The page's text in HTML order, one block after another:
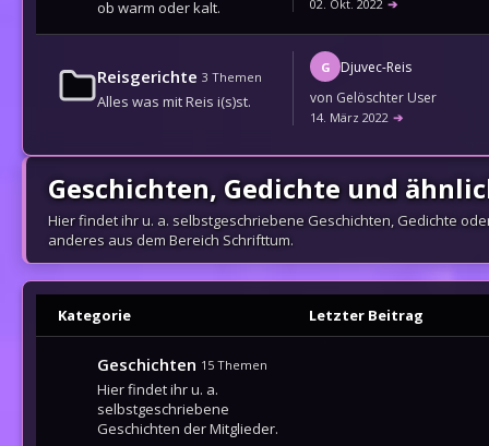
ob warm oder kalt.
02. Okt. 2022 ➔
Reisgerichte 3 Themen
Alles was mit Reis i(s)st.
G
Djuvec-Reis
von Gelöschter User
14. März 2022 ➔
Geschichten, Gedichte und
Hier findet ihr u. a. selbstgeschriebene Geschichten, Gedichte
anderes aus dem Bereich Schrifttum.
Kategorie Letzter Beitrag
Geschichten 15 Themen
Hier findet ihr u. a.
selbstgeschriebene
Geschichten der Mitglieder.